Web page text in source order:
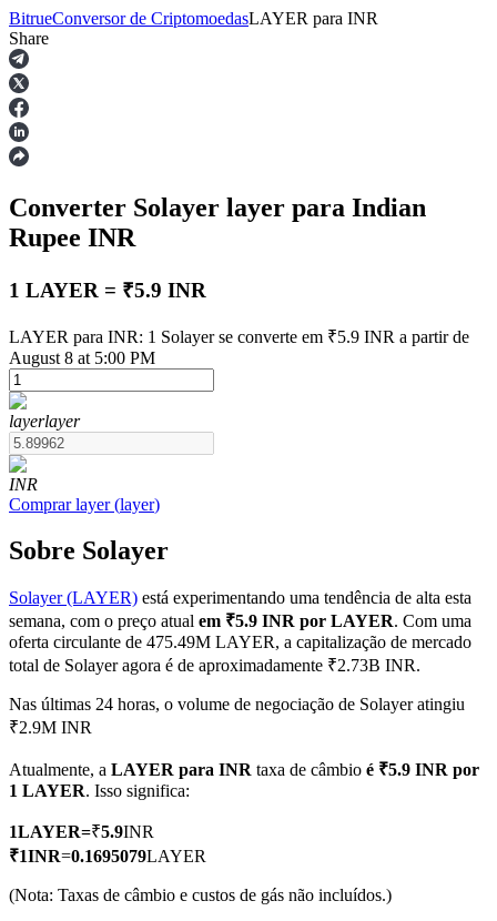
Futuros
Futuros de USDT
Futuros usando USDT como garantia
Futuros COIN-M
Futuros de criptomoeda
TradFi
BitrueConversor de CriptomoedasLAYER para INR
Share
Converter Solayer layer para Indian
Rupee INR
1 LAYER = ₹5.9 INR
LAYER para INR: 1 Solayer se converte em ₹5.9 INR a partir de
August 8 at 5:00 PM
layerlayer
INR
Comprar layer(layer)
Sobre Solayer
Solayer (LAYER) está experimentando uma tendência de alta esta
semana, com o preço atual em ₹5.9 INR por LAYER. Com uma
oferta circulante de 475.49M LAYER, a capitalização de mercado
total de Solayer agora é de aproximadamente ₹2.73B INR.
Nas últimas 24 horas, o volume de negociação de Solayer atingiu
₹2.9M INR
Atualmente, a LAYER para INR taxa de câmbio é ₹5.9 INR por
1 LAYER. Isso significa:
1LAYER=₹5.9INR
₹1INR=0.1695079LAYER
(Nota: Taxas de câmbio e custos de gás não incluídos.)